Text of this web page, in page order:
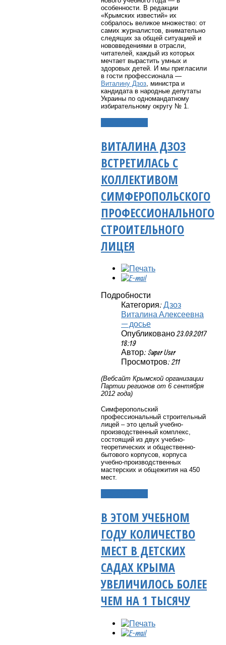
особенности. В редакции
«Крымских известий» их
собралось великое множество: от
самих журналистов, внимательно
следящих за общей ситуацией и
нововведениями в отрасли,
читателей, каждый из которых
мечтает вырастить умных и
здоровых детей. И мы пригласили
в гости профессионала —
Виталину Дзоз , министра и
кандидата в народные депутаты
Украины по одномандатному
избирательному округу № 1.
ВИТАЛИНА ДЗОЗ
ВСТРЕТИЛАСЬ С
КОЛЛЕКТИВОМ
СИМФЕРОПОЛЬСКОГО
ПРОФЕССИОНАЛЬНОГО
СТРОИТЕЛЬНОГО
ЛИЦЕЯ
Подробности
Категория: Дзоз
Виталина Алексеевна
— досье
Опубликовано 23.09.2017
18:19
Автор: Super User
Просмотров: 211
(Вебсайт Крымской организации
Партии регионов от 6 сентября
2012 года)
Симферопольский
профессиональный строительный
лицей – это целый учебно-
производственный комплекс,
состоящий из двух учебно-
теоретических и общественно-
бытового корпусов, корпуса
учебно-производственных
мастерских и общежития на 450
мест.
В ЭТОМ УЧЕБНОМ
ГОДУ КОЛИЧЕСТВО
МЕСТ В ДЕТСКИХ
САДАХ КРЫМА
УВЕЛИЧИЛОСЬ БОЛЕЕ
ЧЕМ НА 1 ТЫСЯЧУ